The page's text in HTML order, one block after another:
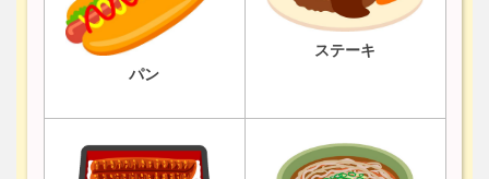
パン
ステーキ